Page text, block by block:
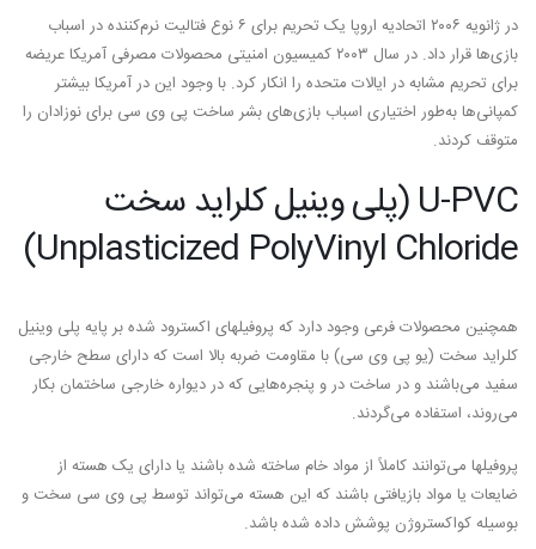
در ژانویه ۲۰۰۶ اتحادیه اروپا یک تحریم برای ۶ نوع فتالیت نرم‌کننده در اسباب
بازی‌ها قرار داد. در سال ۲۰۰۳ کمیسیون امنیتی محصولات مصرفی آمریکا عریضه
برای تحریم مشابه در ایالات متحده را انکار کرد. با وجود این در آمریکا بیشتر
کمپانی‌ها به‌طور اختیاری اسباب بازی‌های بشر ساخت پی وی سی برای نوزادان را
متوقف کردند.
U-PVC (پلی وینیل کلراید سخت
Unplasticized PolyVinyl Chloride)
همچنین محصولات فرعی وجود دارد که پروفیلهای اکسترود شده بر پایه پلی وینیل
کلراید سخت (یو پی وی سی) با مقاومت ضربه بالا است که دارای سطح خارجی
سفید می‌باشند و در ساخت در و پنجره‌هایی که در دیواره خارجی ساختمان بکار
می‌روند، استفاده می‌گردند.
پروفیلها می‌توانند کاملاً از مواد خام ساخته شده باشند یا دارای یک هسته از
ضایعات یا مواد بازیافتی باشند که این هسته می‌تواند توسط پی وی سی سخت و
بوسیله کواکستروژن پوشش داده شده باشد.